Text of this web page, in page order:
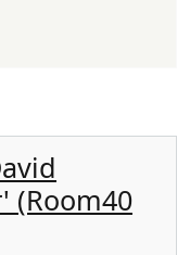
(Room40